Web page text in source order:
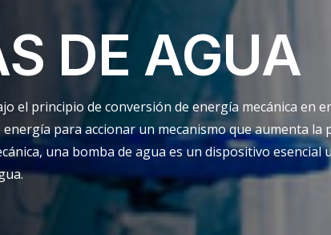
DE AGUA
el principio de conversión de energía mecánica en
para accionar un mecanismo que aumenta la
una bomba de agua es un dispositivo esencial